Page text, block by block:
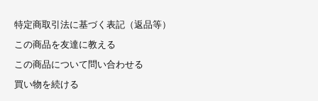
特定商取引法に基づく表記（返品等）
この商品を友達に教える
この商品について問い合わせる
買い物を続ける